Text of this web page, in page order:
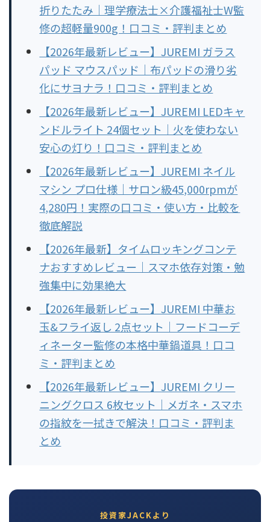
折りたたみ｜理学療法士×介護福祉士W監
修の超軽量900g！口コミ・評判まとめ
【2026年最新レビュー】JUREMI ガラス
パッド マウスパッド｜布パッドの滑り劣
化にサヨナラ！口コミ・評判まとめ
【2026年最新レビュー】JUREMI LEDキャ
ンドルライト 24個セット｜火を使わない
安心の灯り！口コミ・評判まとめ
【2026年最新レビュー】JUREMI ネイル
マシン プロ仕様｜サロン級45,000rpmが
4,280円！実際の口コミ・使い方・比較を
徹底解説
【2026年最新】タイムロッキングコンテ
ナおすすめレビュー｜スマホ依存対策・勉
強集中に効果絶大
【2026年最新レビュー】JUREMI 中華お
玉&フライ返し 2点セット｜フードコーデ
ィネーター監修の本格中華鍋道具！口コ
ミ・評判まとめ
【2026年最新レビュー】JUREMI クリー
ニングクロス 6枚セット｜メガネ・スマホ
の指紋を一拭きで解決！口コミ・評判ま
とめ
投資家JACKより